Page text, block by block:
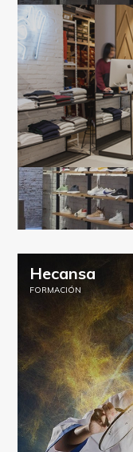
Hecansa
FORMACIÓN